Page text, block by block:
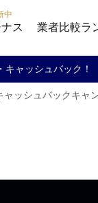
中
ス 業者比較ラ
キャッシュバック！
ッシュバックキャ